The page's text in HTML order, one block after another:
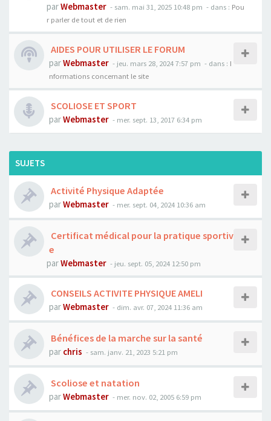
parWebmaster - sam. mai 31, 2025 10:48 pm - dans : Pou
r parler de tout et de rien
AIDES POUR UTILISER LE FORUM
parWebmaster - jeu. mars 28, 2024 7:57 pm - dans : I
nformations concernant le site
SCOLIOSE ET SPORT
parWebmaster - mer. sept. 13, 2017 6:34 pm
SUJETS
Activité Physique Adaptée
parWebmaster - mer. sept. 04, 2024 10:36 am
Certificat médical pour la pratique sportiv
e
parWebmaster - jeu. sept. 05, 2024 12:50 pm
CONSEILS ACTIVITE PHYSIQUE AMELI
parWebmaster - dim. avr. 07, 2024 11:36 am
Bénéfices de la marche sur la santé
par chris - sam. janv. 21, 2023 5:21 pm
Scoliose et natation
parWebmaster - mer. nov. 02, 2005 6:59 pm